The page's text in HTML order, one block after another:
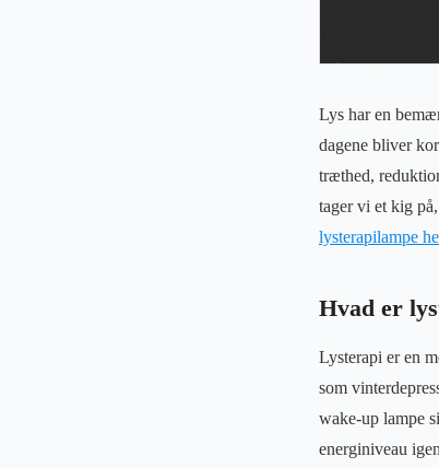
Lys har en
dagene bliver
træthed,
tager vi et kig
lysterapilampe
Hvad er
Lysterapi er en
som
wake-up lampe
energiniveau